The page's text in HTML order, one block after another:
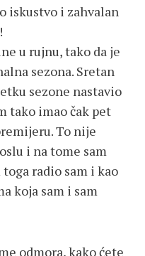
iskustvo i zahvalan
u rujnu, tako da je
sezona. Sretan
sezone nastavio
tako imao čak pet
To nije
i na tome sam
radio sam i kao
koja sam i sam
odmora, kako ćete